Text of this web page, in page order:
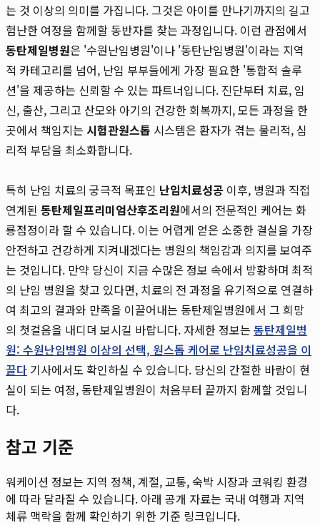
는 것 이상의 의미를 가집니다. 그것은 아이를 만나기까지의 길고
험난한 여정을 함께할 동반자를 찾는 과정입니다. 이런 관점에서
동탄제일병원은 '수원난임병원'이나 '동탄난임병원'이라는 지역
적 카테고리를 넘어, 난임 부부들에게 가장 필요한 '통합적 솔루
션'을 제공하는 신뢰할 수 있는 파트너입니다. 진단부터 치료, 임
신, 출산, 그리고 산모와 아기의 건강한 회복까지, 모든 과정을 한
곳에서 책임지는 시험관원스톱 시스템은 환자가 겪는 물리적, 심
리적 부담을 최소화합니다.
특히 난임 치료의 궁극적 목표인 난임치료성공 이후, 병원과 직접
연계된 동탄제일프리미엄산후조리원에서의 전문적인 케어는 화
룡점정이라 할 수 있습니다. 이는 어렵게 얻은 소중한 결실을 가장
안전하고 건강하게 지켜내겠다는 병원의 책임감과 의지를 보여주
는 것입니다. 만약 당신이 지금 수많은 정보 속에서 방황하며 최적
의 난임 병원을 찾고 있다면, 치료의 전 과정을 유기적으로 연결하
여 최고의 결과와 만족을 이끌어내는 동탄제일병원에서 그 희망
의 첫걸음을 내디뎌 보시길 바랍니다. 자세한 정보는 동탄제일병
원: 수원난임병원 이상의 선택, 원스톱 케어로 난임치료성공을 이
끌다 기사에서도 확인하실 수 있습니다. 당신의 간절한 바람이 현
실이 되는 여정, 동탄제일병원이 처음부터 끝까지 함께할 것입니
다.
참고 기준
워케이션 정보는 지역 정책, 계절, 교통, 숙박 시장과 코워킹 환경
에 따라 달라질 수 있습니다. 아래 공개 자료는 국내 여행과 지역
체류 맥락을 함께 확인하기 위한 기준 링크입니다.